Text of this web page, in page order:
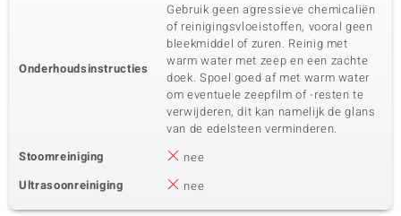
Onderhoudsinstructies
Gebruik geen agressieve chemicaliën
of reinigingsvloeistoffen, vooral geen
bleekmiddel of zuren. Reinig met
warm water met zeep en een zachte
doek. Spoel goed af met warm water
om eventuele zeepfilm of -resten te
verwijderen, dit kan namelijk de glans
van de edelsteen verminderen.
Stoomreiniging
nee
Ultrasoonreiniging
nee